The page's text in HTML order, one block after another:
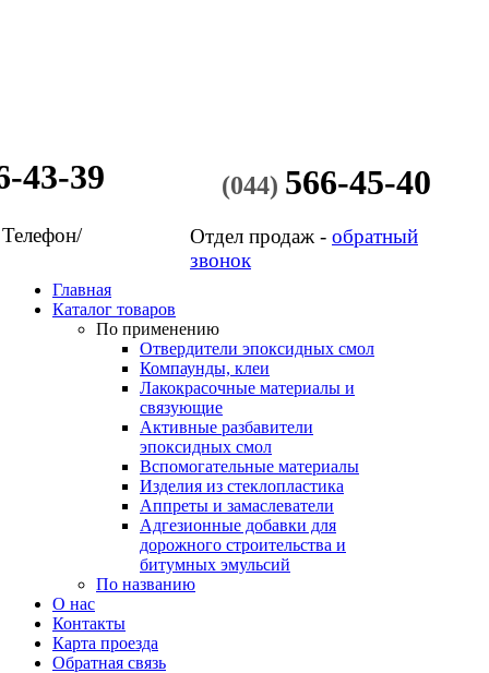
43-39 (044) 566-45-40
Отдел продаж - обратный
звонок
Главная
Каталог товаров
По применению
Отвердители эпоксидных смол
Компаунды, клеи
Лакокрасочные материалы и
связующие
Активные разбавители
эпоксидных смол
Вспомогательные материалы
Изделия из стеклопластика
Аппреты и замаслеватели
Адгезионные добавки для
дорожного строительства и
битумных эмульсий
По названию
О нас
Контакты
Карта проезда
Обратная связь